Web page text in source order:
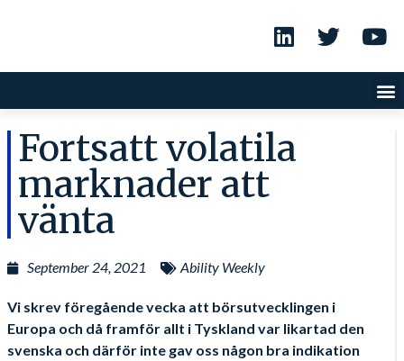
Fortsatt volatila
marknader att
vänta
September 24, 2021 Ability Weekly
Vi skrev föregående vecka att börsutvecklingen i
Europa och då framför allt i Tyskland var likartad den
svenska och därför inte gav oss någon bra indikation